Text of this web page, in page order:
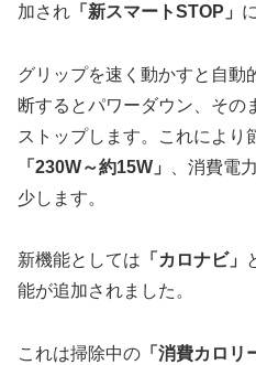
加され 「新スマートSTOP」
グリップを速く動かすと自動
断するとパワーダウン、その
ストップします。これにより
「230W～約15W」
、消費電
少します。
新機能としては 「カロナビ」
能が追加されました。
これは掃除中の 「消費カロリ